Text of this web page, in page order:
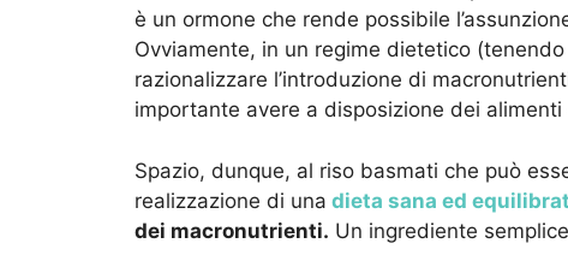
è un ormone che rende possibile
Ovviamente, in un regime dietetico
razionalizzare l’introduzione di
importante avere a disposizione dei
Spazio, dunque, al riso basmati che può
realizzazione di una dieta sana ed
dei macronutrienti. Un ingrediente